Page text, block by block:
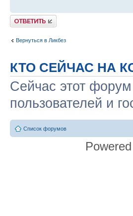
Ответить
Вернуться в Ликбез
КТО СЕЙЧАС НА
Сейчас этот
пользователей и
Список форумов